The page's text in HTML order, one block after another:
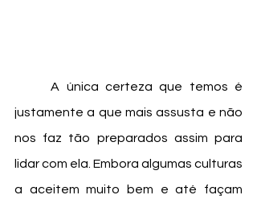
	A única certeza que temos é
justamente a que mais assusta e não
nos faz tão preparados assim para
lidar com ela. Embora algumas culturas
a aceitem muito bem e até façam